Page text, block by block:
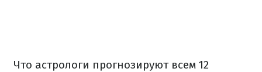
Что астрологи прогнозируют всем 12